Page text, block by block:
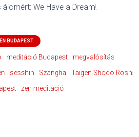
We Have a Dream!
BUDAPEST
meditáció Budapest
megvalósítás
sesshin Szangha
Taigen Shodo Roshi
zen meditáció